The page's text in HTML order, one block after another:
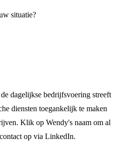
situatie?
dagelijkse bedrijfsvoering streeft
diensten toegankelijk te maken
Klik op Wendy's naam om al
op via LinkedIn.